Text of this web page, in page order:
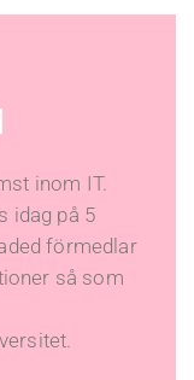
inom IT.
idag på 5
förmedlar
så som